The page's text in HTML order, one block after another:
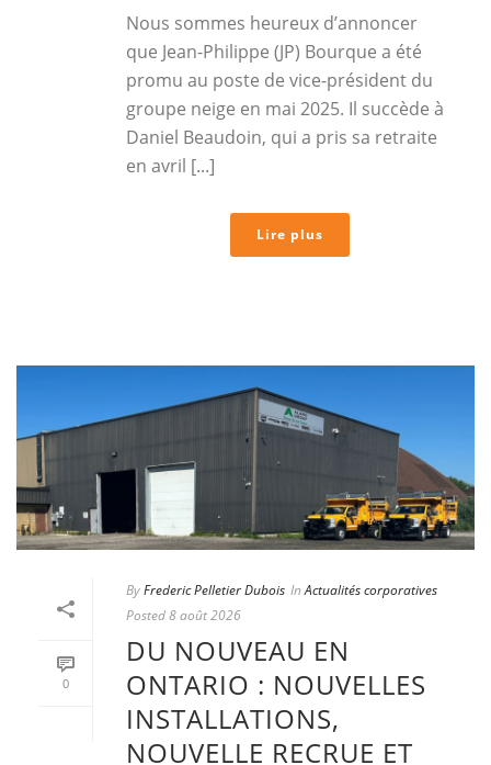
Nous sommes heureux d’annoncer
que Jean-Philippe (JP) Bourque a été
promu au poste de vice-président du
groupe neige en mai 2025. Il succède à
Daniel Beaudoin, qui a pris sa retraite
en avril [...]
Lire plus
0
ByFrederic Pelletier Dubois In Actualités corporatives
Posted8 août 2026
DU NOUVEAU EN
ONTARIO : NOUVELLES
INSTALLATIONS,
NOUVELLE RECRUE ET